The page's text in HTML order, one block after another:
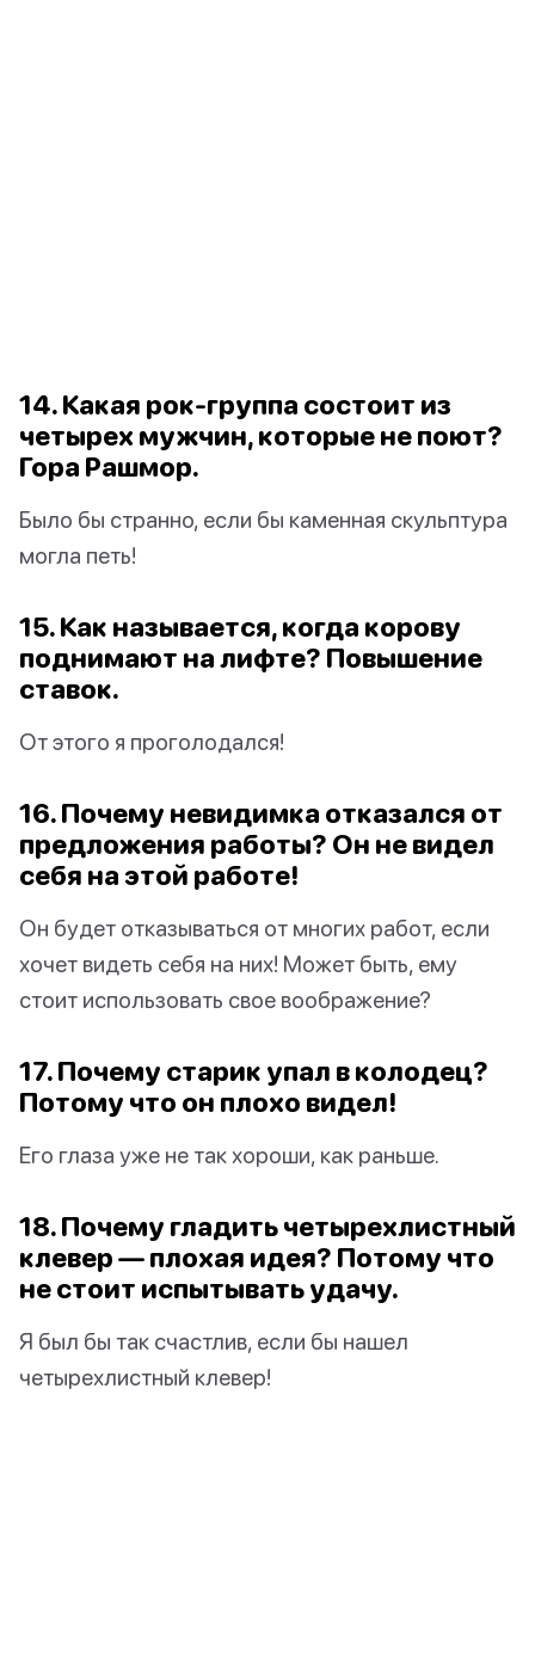
14. Какая рок-группа состоит из
четырех мужчин, которые не поют?
Гора Рашмор.
Было бы странно, если бы каменная скульптура
могла петь!
15. Как называется, когда корову
поднимают на лифте? Повышение
ставок.
От этого я проголодался!
16. Почему невидимка отказался от
предложения работы? Он не видел
себя на этой работе!
Он будет отказываться от многих работ, если
хочет видеть себя на них! Может быть, ему
стоит использовать свое воображение?
17. Почему старик упал в колодец?
Потому что он плохо видел!
Его глаза уже не так хороши, как раньше.
18. Почему гладить четырехлистный
клевер — плохая идея? Потому что
не стоит испытывать удачу.
Я был бы так счастлив, если бы нашел
четырехлистный клевер!